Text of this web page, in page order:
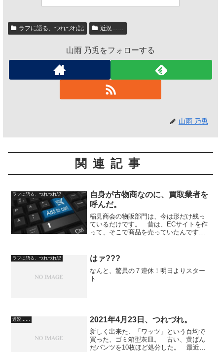
ラフに語る、つれづれ記 近況……
山雨 乃兎をフォローする
山雨 乃兎
関連記事
ラフに語る、つれづれ記
自身が古物商なのに、買取業者を
呼んだ。
稲見商会の物販部門は、今は形だけ残っ
ているだけです。 昔は、ECサイトを作
って、そこで商品を売っていたんです
は、決済手数料・広告宣伝費などを月々
支払う必要が...
ラフに語る、つれづれ記 はァ???
なんと、驚異の７連休！明日よりスター
ト
近況…… 2021年4月23日、つれづれ。
新しく出来た、「ワッツ」という百均で
買った、ゴミ箱型灰皿。 古い、黄ばん
だパンツを10枚ほど処分した。 最近、